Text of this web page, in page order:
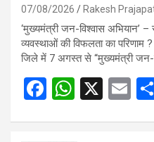
07/08/2026 Rakesh
‘मुख्यमंत्री जन-विश्वास अभियान’
व्यवस्थाओं की विफलता का परिणाम ?
जिले में 7 अगस्त से “मुख्यमंत्री जन-
F
W X
E